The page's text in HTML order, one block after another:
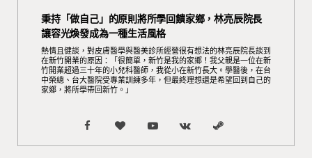
秉持「做自己」的原則將所學回饋家鄉，林亮辰院長
讓容光煥發成為一種生活風格
熱情且健談，對皮膚醫學與醫美診所經營很有想法的林亮辰院長談到
在新竹開業的原因：「很簡單，新竹是我的家鄉！我父親是一位在新
竹開業超過三十年的小兒科醫師，我從小在新竹長大。學醫後，在台
中榮總、台大醫院受專業訓練多年，但最終理想還是希望回到自己的
家鄉，將所學帶回新竹。」
F
a
B
l
Y
o
V
K
S
t